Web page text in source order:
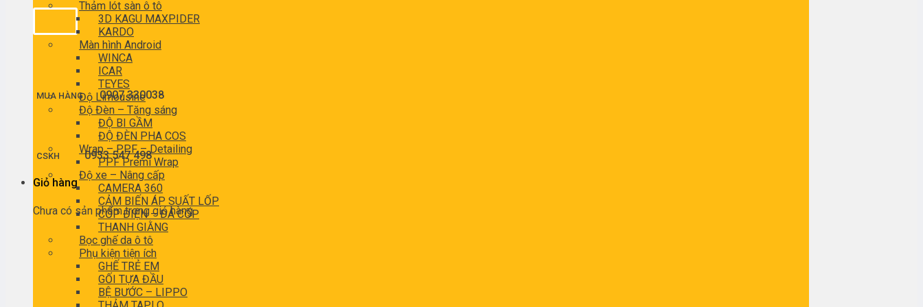
MUA HÀNG 0907 330038
CSKH0933 547 498
Giỏ hàng
Chưa có sản phẩm trong giỏ hàng.
Thảm lót sàn ô tô
3D KAGU MAXPIDER
KARDO
Màn hình Android
WINCA
ICAR
TEYES
Độ Limousine
Độ Đèn – Tăng sáng
ĐỘ BI GẦM
ĐỘ ĐÈN PHA COS
Wrap – PPF – Detailing
PPF Premi Wrap
Độ xe – Nâng cấp
CAMERA 360
CẢM BIẾN ÁP SUẤT LỐP
CỐP ĐIỆN – ĐÁ CỐP
THANH GIẰNG
Bọc ghế da ô tô
Phụ kiện tiện ích
GHẾ TRẺ EM
GỐI TỰA ĐẦU
BỆ BƯỚC – LIPPO